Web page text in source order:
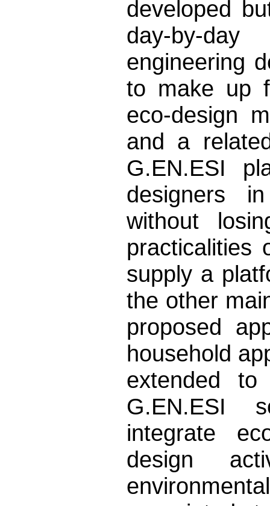
developed
day-by-
engineering
to make up
eco-design
and a
G.EN.ESI
designers
without
practicalities
supply a
the other
proposed
household
extended to
G.EN.ESI
integrate
design